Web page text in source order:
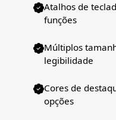
Atalhos de
funções
Múltiplos
legibilidade
Cores de
opções